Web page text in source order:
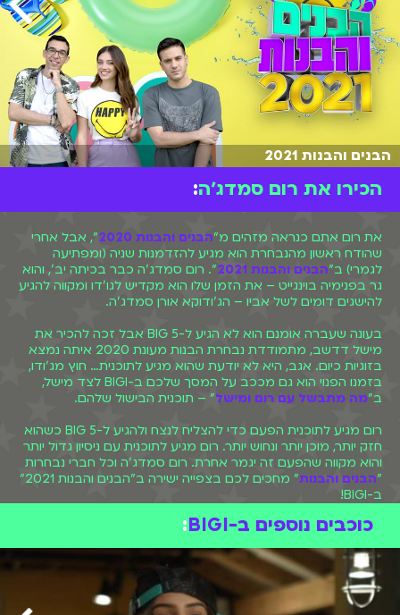
הבנים והבנות 2021
הכירו את רום סמדג׳ה:
את רום אתם כנראה מזהים מ"הבנים והבנות 2020
", אבל אחרי
שהודח ראשון מהנבחרת הוא מגיע להזדמנות שניה (ומפתיעה
לגמרי) ב"הבנים והבנות 2021
". רום סמדג'ה כבר בכיתה יב', והוא
גר בפנימיה בוינגייט – את הזמן שלו הוא מקדיש לגו'דו ומקווה להגיע
להישגים דומים לשל אביו – הג'ודוקא אורן סמדג'ה.
בעונה שעברה אומנם הוא לא הגיע ל-BIG 5 אבל זכה להכיר את
מישל דדשב, מתמודדת נבחרת הבנות מעונת 2020 איתה נמצא
בזוגיות כיום. אגב, היא לא יודעת שהוא מגיע לתוכנית… חוץ מג'ודו,
בזמנו הפנוי הוא גם מככב על המסך שלכם ב-BIGI לצד מישל,
ב"מה מתבשל עם רום ומישל" – תוכנית הבישול שלהם.
רום מגיע לתוכנית הפעם כדי להצליח לנצח ולהגיע ל-BIG 5 כשהוא
חזק יותר, מוכן יותר ונחוש יותר. רום מגיע לתוכנית עם ניסיון גדול יותר
והוא מקווה שהפעם זה יגמר אחרת. רום סמדג'ה וכל חברי נבחרות
"הבנים והבנות
" מחכים לכם בצפייה ישירה ב"הבנים והבנות 2021"
ב-BIGI!
כוכבים נוספים ב-BIGI :